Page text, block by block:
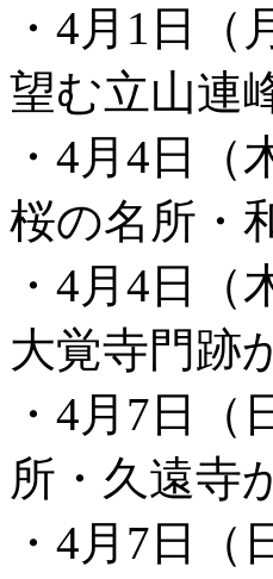
・4月1日
望む立山連
・4月4日
桜の名所・
・4月4日
大覚寺門跡
・4月7日
所・久遠寺
・4月7日